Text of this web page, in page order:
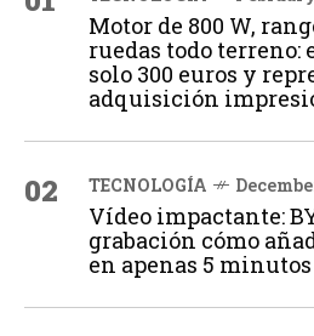
Motor de 800 W,
ruedas todo terreno:
solo 300 euros y
adquisición
02 TECNOLOGÍA
Vídeo impactante:
grabación cómo
en apenas 5